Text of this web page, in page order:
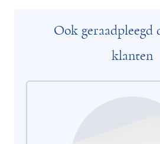
Ook geraadpleegd
klanten